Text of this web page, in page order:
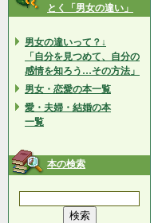
とく「男女の違い」
男女の違いって？↓
「自分を見つめて、自分の
感情を知ろう…その方法」
男女・恋愛の本一覧
愛・夫婦・結婚の本
一覧
本の検索